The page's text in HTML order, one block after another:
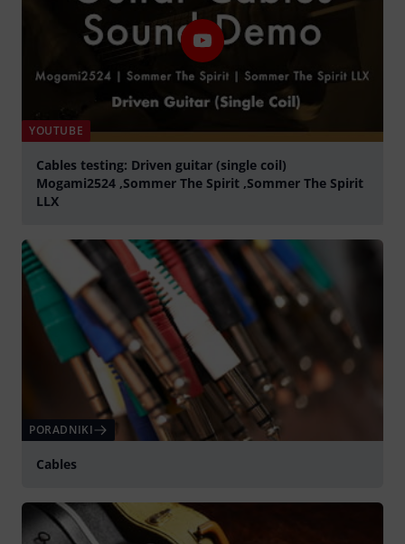
YOUTUBE
Cables testing: Driven guitar (single coil)
Mogami2524 ,Sommer The Spirit ,Sommer The Spirit
LLX
PORADNIKI
Cables